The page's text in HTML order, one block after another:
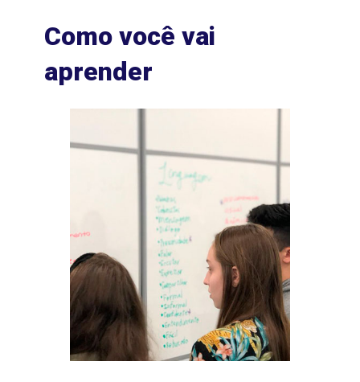
Como você vai
aprender